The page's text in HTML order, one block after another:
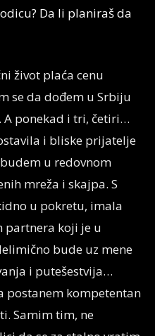
Da li planiraš da
život plaća cenu
se da dođem u Srbiju
ponekad i tri, četiri…
i bliske prijatelje
u redovnom
mreža i skajpa. S
u pokretu, imala
partnera koji je u
bude uz mene
i putešestvija…
postanem kompetentan
Samim tim, ne